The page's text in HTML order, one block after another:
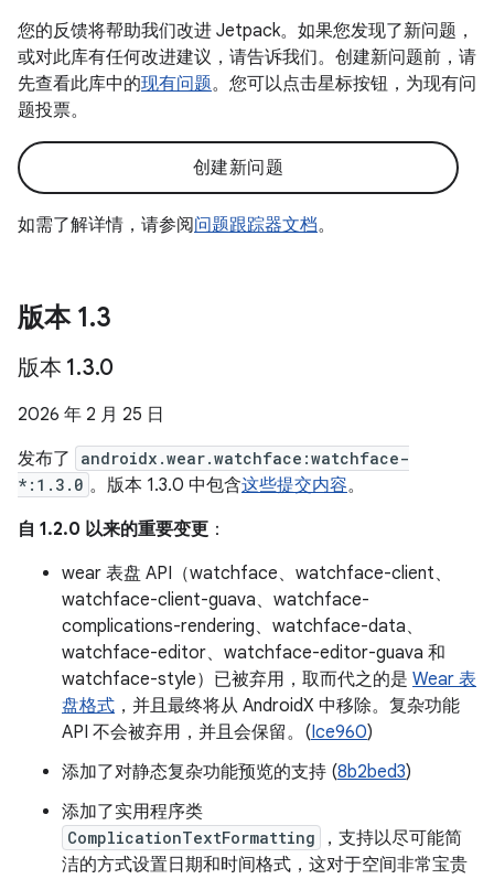
您的反馈将帮助我们改进 Jetpack。如果您发现了新问题，
或对此库有任何改进建议，请告诉我们。创建新问题前，请
先查看此库中的现有问题。您可以点击星标按钮，为现有问
题投票。
创建新问题
如需了解详情，请参阅问题跟踪器文档。
版本 1.3
版本 1.3.0
2026 年 2 月 25 日
发布了
androidx.wear.watchface:watchface-
*:1.3.0 。版本 1.3.0 中包含这些提交内容。
自 1.2.0 以来的重要变更 ：
wear 表盘 API（watchface、watchface-client、
watchface-client-guava、watchface-
complications-rendering、watchface-data、
watchface-editor、watchface-editor-guava 和
watchface-style）已被弃用，取而代之的是 Wear 表
盘格式 ，并且最终将从 AndroidX 中移除。复杂功能
API 不会被弃用，并且会保留。(Ice960)
添加了对静态复杂功能预览的支持 (8b2bed3)
添加了实用程序类
ComplicationTextFormatting
，支持以尽可能简
洁的方式设置日期和时间格式，这对于空间非常宝贵